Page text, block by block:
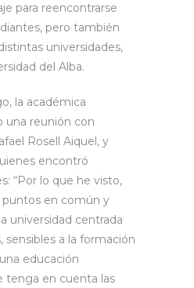
para reencontrarse
pero también
universidades,
del Alba.
la académica
una reunión con
Rosell Aiquel, y
encontró
“Por lo que he visto,
en común y
universidad centrada
sensibles a la formación
educación
tenga en cuenta las